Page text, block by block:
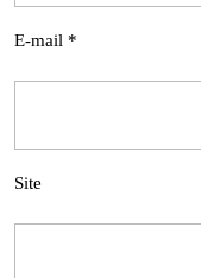
E-mail *
Site